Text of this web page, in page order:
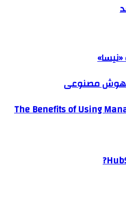
هوش مصنوعی
The Benefits of Using